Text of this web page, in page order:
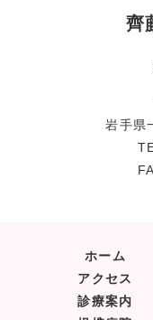
齊
岩手県
ホーム
アクセス
診療案内